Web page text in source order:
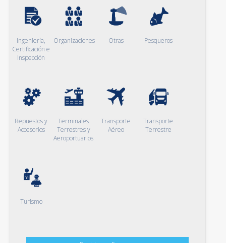
Ingeniería,
Certificación e
Inspección
Organizaciones Otras Pesqueros
Repuestos y
Accesorios
Terminales
Terrestres y
Aeroportuarios
Transporte
Aéreo
Transporte
Terrestre
Turismo